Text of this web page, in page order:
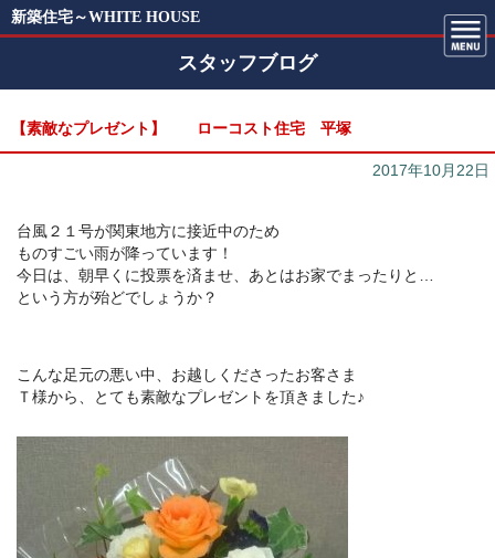
新築住宅～WHITE HOUSE
スタッフブログ
【素敵なプレゼント】 ローコスト住宅 平塚
2017年10月22日
台風２１号が関東地方に接近中のため
ものすごい雨が降っています！
今日は、朝早くに投票を済ませ、あとはお家でまったりと…
という方が殆どでしょうか？
こんな足元の悪い中、お越しくださったお客さま
Ｔ様から、とても素敵なプレゼントを頂きました♪